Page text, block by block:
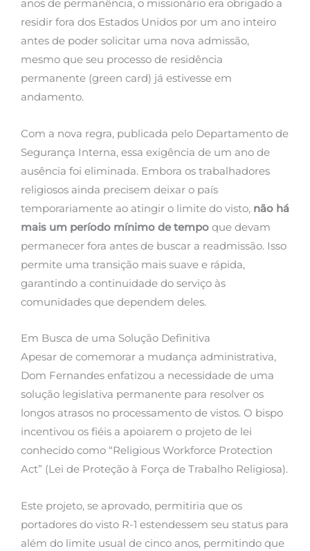
anos de permanência, o missionário era obrigado a
residir fora dos Estados Unidos por um ano inteiro
antes de poder solicitar uma nova admissão,
mesmo que seu processo de residência
permanente (green card) já estivesse em
andamento.
Com a nova regra, publicada pelo Departamento de
Segurança Interna, essa exigência de um ano de
ausência foi eliminada. Embora os trabalhadores
religiosos ainda precisem deixar o país
temporariamente ao atingir o limite do visto, não há
mais um período mínimo de tempo que devam
permanecer fora antes de buscar a readmissão. Isso
permite uma transição mais suave e rápida,
garantindo a continuidade do serviço às
comunidades que dependem deles.
Em Busca de uma Solução Definitiva
Apesar de comemorar a mudança administrativa,
Dom Fernandes enfatizou a necessidade de uma
solução legislativa permanente para resolver os
longos atrasos no processamento de vistos. O bispo
incentivou os fiéis a apoiarem o projeto de lei
conhecido como “Religious Workforce Protection
Act” (Lei de Proteção à Força de Trabalho Religiosa).
Este projeto, se aprovado, permitiria que os
portadores do visto R-1 estendessem seu status para
além do limite usual de cinco anos, permitindo que